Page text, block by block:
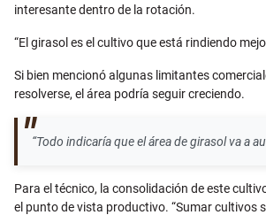
interesante dentro de la rotación.
“El girasol es el cultivo que está rindiendo
Si bien mencionó algunas limitantes
resolverse, el área podría seguir creciendo.
“Todo indicaría que el área de girasol va a
Para el técnico, la consolidación de este
el punto de vista productivo. “Sumar cultivos